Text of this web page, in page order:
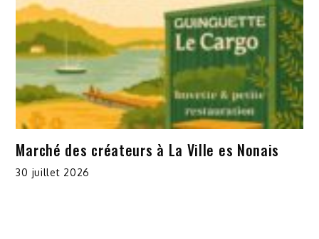
Marché des créateurs à La Ville es Nonais
30 juillet 2026